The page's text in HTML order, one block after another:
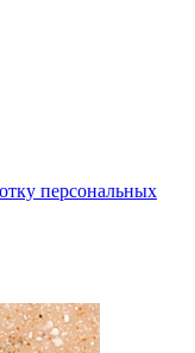
персональных